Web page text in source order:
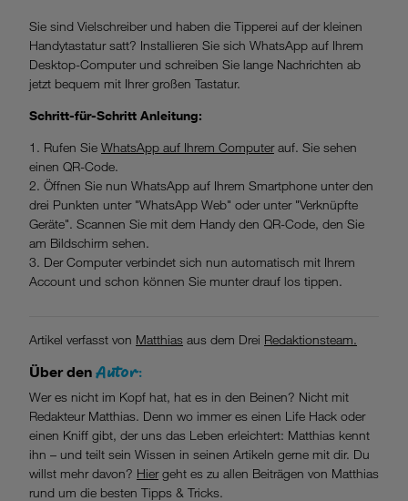
Sie sind Vielschreiber und haben die Tipperei auf der kleinen
Handytastatur satt? Installieren Sie sich WhatsApp auf Ihrem
Desktop-Computer und schreiben Sie lange Nachrichten ab
jetzt bequem mit Ihrer großen Tastatur.
Schritt-für-Schritt Anleitung:
1. Rufen Sie WhatsApp auf Ihrem Computerauf. Sie sehen
einen QR-Code.
2. Öffnen Sie nun WhatsApp auf Ihrem Smartphone unter den
drei Punkten unter "WhatsApp Web" oder unter "Verknüpfte
Geräte". Scannen Sie mit dem Handy den QR-Code, den Sie
am Bildschirm sehen.
3. Der Computer verbindet sich nun automatisch mit Ihrem
Account und schon können Sie munter drauf los tippen.
Artikel verfasst von Matthias aus dem Drei Redaktionsteam.
Über den Autor:
Wer es nicht im Kopf hat, hat es in den Beinen? Nicht mit
Redakteur Matthias. Denn wo immer es einen Life Hack oder
einen Kniff gibt, der uns das Leben erleichtert: Matthias kennt
ihn – und teilt sein Wissen in seinen Artikeln gerne mit dir. Du
willst mehr davon? Hiergeht es zu allen Beiträgen von Matthias
rund um die besten Tipps & Tricks.